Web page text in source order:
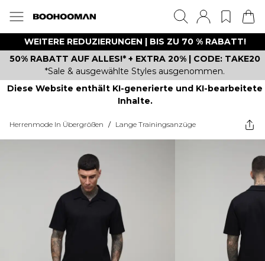
WEITERE REDUZIERUNGEN | BIS ZU 70 % RABATT!
50% RABATT AUF ALLES!* + EXTRA 20% | CODE: TAKE20
*Sale & ausgewählte Styles ausgenommen.
Diese Website enthält KI-generierte und KI-bearbeitete
Inhalte.
Herrenmode In Übergrößen / Lange Trainingsanzüge